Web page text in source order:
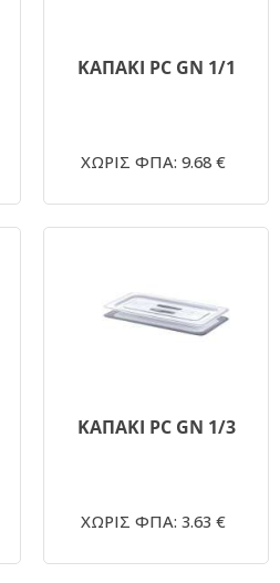
ΚΑΠΑΚΙ PC GN 1/1
ΧΩΡΙΣ ΦΠΑ: 9.68 €
ΚΑΠΑΚΙ PC GN 1/3
ΧΩΡΙΣ ΦΠΑ: 3.63 €